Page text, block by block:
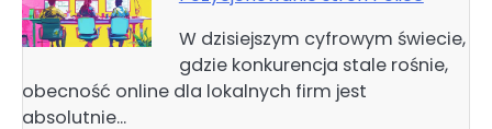
W dzisiejszym cyfrowym świecie,
gdzie konkurencja stale rośnie,
obecność online dla lokalnych firm jest
absolutnie…